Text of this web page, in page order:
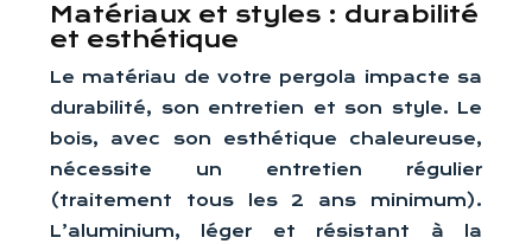
Matériaux et styles : durabilité
et esthétique
Le matériau de votre pergola impacte sa
durabilité, son entretien et son style. Le
bois, avec son esthétique chaleureuse,
nécessite un entretien régulier
(traitement tous les 2 ans minimum).
L’aluminium, léger et résistant à la